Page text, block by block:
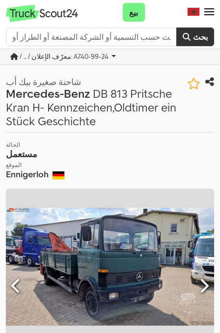
بحث
بيع
/ ... / معرّف الإعلان: A740-99-24
شاحنة صغيرة بيك أب
Mercedes-Benz DB 813 Pritsche
Kran H- Kennzeichen,Oldtimer ein
Stück Geschichte
الحالة
مستعمل
الموقع
Ennigerloh